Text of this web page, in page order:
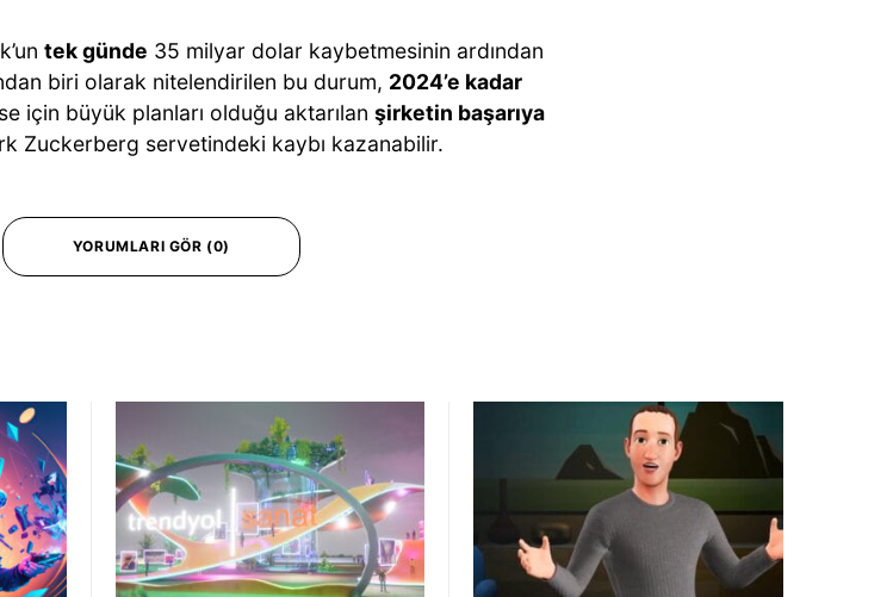
tek günde 35 milyar dolar kaybetmesinin ardından
biri olarak nitelendirilen bu durum, 2024’e kadar
için büyük planları olduğu aktarılan şirketin başarıya
Zuckerberg servetindeki kaybı kazanabilir.
YORUMLARI GÖR (0)